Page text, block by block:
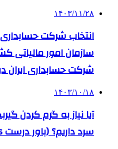
۱۴۰۳/۱۱/۲۸
انتخاب شرکت
سازمان امور مالیاتی
شرکت حسابداری ایران
۱۴۰۳/۱۰/۱۸
آیا نیاز به گرم کردن
سرد داریم؟ (باور درست vs غلط)